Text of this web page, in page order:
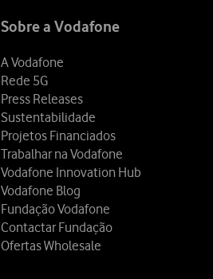
Sobre a Vodafone
A Vodafone
Rede 5G
Press Releases
Sustentabilidade
Projetos Financiados
Trabalhar na Vodafone
Vodafone Innovation Hub
Vodafone Blog
Fundação Vodafone
Contactar Fundação
Ofertas Wholesale